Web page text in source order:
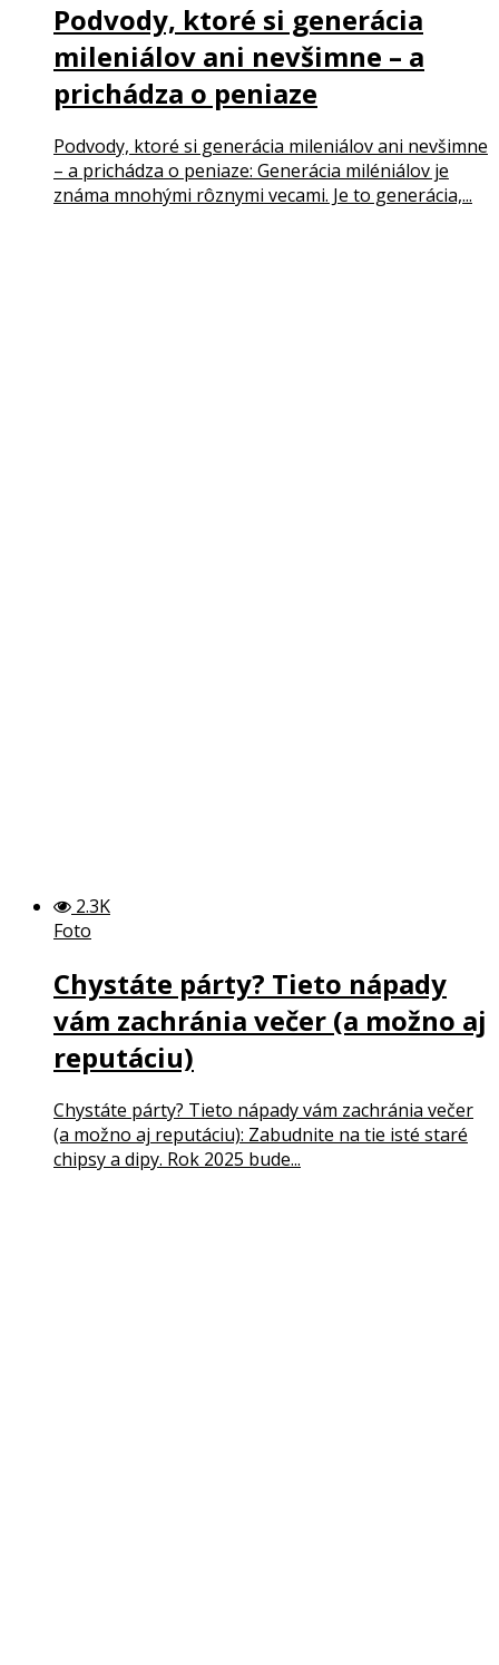
Podvody, ktoré si generácia
mileniálov ani nevšimne – a
prichádza o peniaze
Podvody, ktoré si generácia mileniálov ani nevšimne
– a prichádza o peniaze: Generácia miléniálov je
známa mnohými rôznymi vecami. Je to generácia,...
2.3K
Foto
Chystáte párty? Tieto nápady
vám zachránia večer (a možno aj
reputáciu)
Chystáte párty? Tieto nápady vám zachránia večer
(a možno aj reputáciu): Zabudnite na tie isté staré
chipsy a dipy. Rok 2025 bude...